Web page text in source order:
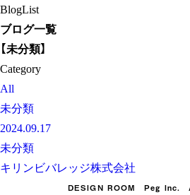
BlogList
ブログ一覧
【未分類】
Category
All
未分類
2024.09.17
未分類
キリンビバレッジ株式会社
DESIGN ROOM Peg Inc.